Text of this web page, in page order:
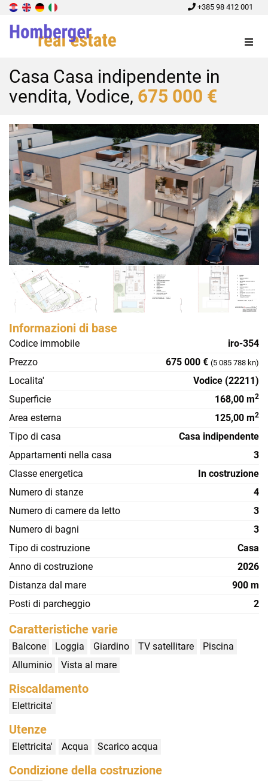
+385 98 412 001
Menu
Casa Casa indipendente in
vendita, Vodice, 675 000 €
Informazioni di base
Codice immobile
iro-354
Prezzo
675 000 € (5 085 788 kn)
Localita'
Vodice (22211)
Superficie
168,00 m2
Area esterna 125,00 m2
Tipo di casa
Casa indipendente
Appartamenti nella casa
3
Classe energetica
In costruzione
Numero di stanze
4
Numero di camere da letto
3
Numero di bagni
3
Tipo di costruzione
Casa
Anno di costruzione
2026
Distanza dal mare
900 m
Posti di parcheggio
2
Caratteristiche varie
Balcone Loggia Giardino TV satellitare
Piscina
Alluminio
Vista al mare
Riscaldamento
Elettricita'
Utenze
Elettricita' Acqua Scarico acqua
Condizione della costruzione